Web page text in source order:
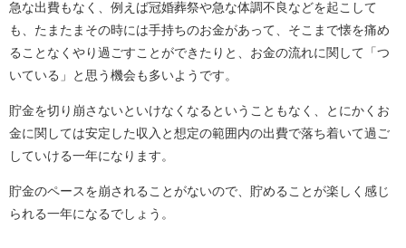
急な出費もなく、例えば冠婚葬祭や急な体調不良などを起こして
も、たまたまその時には手持ちのお金があって、そこまで懐を痛め
ることなくやり過ごすことができたりと、お金の流れに関して「つ
いている」と思う機会も多いようです。
貯金を切り崩さないといけなくなるということもなく、とにかくお
金に関しては安定した収入と想定の範囲内の出費で落ち着いて過ご
していける一年になります。
貯金のペースを崩されることがないので、貯めることが楽しく感じ
られる一年になるでしょう。